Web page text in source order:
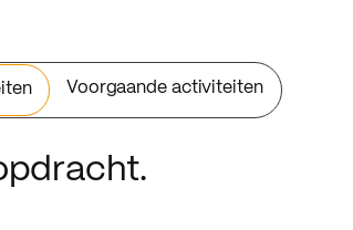
Voorgaande activiteiten